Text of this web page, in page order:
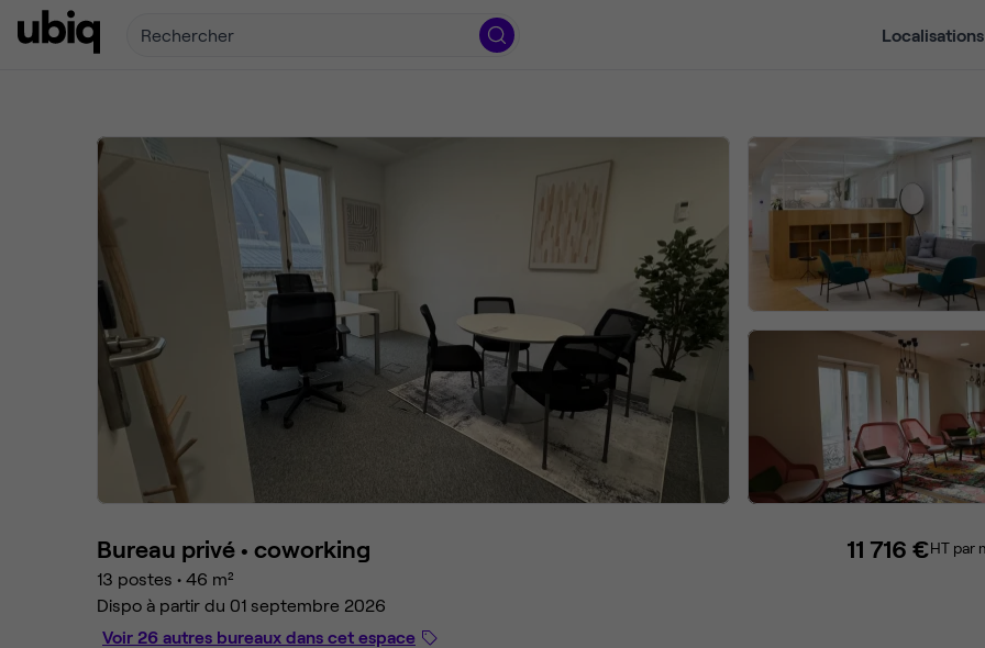
Rechercher Localisations
Bureau privé • coworking
13 postes • 46 m²
Dispo à partir du 01 septembre 2026
Voir 26 autres bureaux dans cet espace
11 716 €HT par